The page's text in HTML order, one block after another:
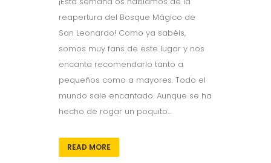
reapertura del Bosque Mágico de
San Leonardo! Como ya sabéis,
somos muy fans de este lugar y nos
encanta recomendarlo tanto a
pequeños como a mayores. Todo el
mundo sale encantado. Aunque se ha
hecho de rogar un poquito...
READ MORE